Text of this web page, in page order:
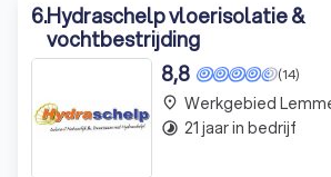
6.Hydraschelp vloerisolatie &
vochtbestrijding
(14)
8,8
place Werkgebied
timelapse 21 jaar in bedrijf